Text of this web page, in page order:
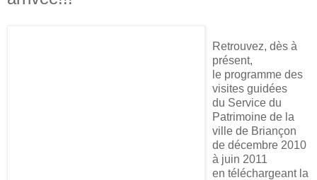
Retrouvez, dès à
présent,
le programme des
visites guidées
du Service du
Patrimoine de la
ville de Briançon
de décembre 2010
à juin 2011
en téléchargeant la